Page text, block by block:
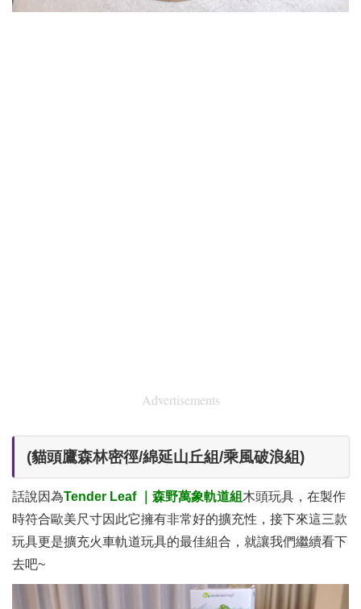
Advertisements
​(貓頭鷹森林密徑/綿延山丘組/乘風破浪組)
話說因為Tender Leaf ｜森野萬象軌道組 木頭玩具，在製作
時符合歐美尺寸因此它擁有非常好的擴充性，接下來這三款
玩具更是擴充火車軌道玩具的最佳組合，就讓我們繼續看下
去吧~